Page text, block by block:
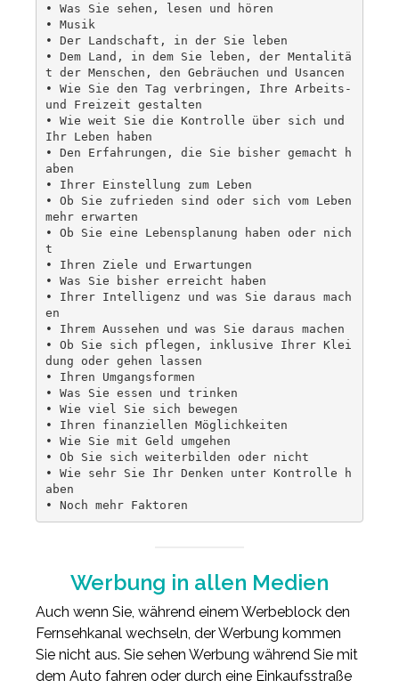
• Was Sie sehen, lesen und hören
• Musik
• Der Landschaft, in der Sie leben
• Dem Land, in dem Sie leben, der Mentalitä
t der Menschen, den Gebräuchen und Usancen
• Wie Sie den Tag verbringen, Ihre Arbeits-
und Freizeit gestalten
• Wie weit Sie die Kontrolle über sich und
Ihr Leben haben
• Den Erfahrungen, die Sie bisher gemacht h
aben
• Ihrer Einstellung zum Leben
• Ob Sie zufrieden sind oder sich vom Leben
mehr erwarten
• Ob Sie eine Lebensplanung haben oder nich
t
• Ihren Ziele und Erwartungen
• Was Sie bisher erreicht haben
• Ihrer Intelligenz und was Sie daraus mach
en
• Ihrem Aussehen und was Sie daraus machen
• Ob Sie sich pflegen, inklusive Ihrer Klei
dung oder gehen lassen
• Ihren Umgangsformen
• Was Sie essen und trinken
• Wie viel Sie sich bewegen
• Ihren finanziellen Möglichkeiten
• Wie Sie mit Geld umgehen
• Ob Sie sich weiterbilden oder nicht
• Wie sehr Sie Ihr Denken unter Kontrolle h
aben
• Noch mehr Faktoren
Werbung in allen Medien
Auch wenn Sie, während einem Werbeblock den
Fernsehkanal wechseln, der Werbung kommen
Sie nicht aus. Sie sehen Werbung während Sie mit
dem Auto fahren oder durch eine Einkaufsstraße